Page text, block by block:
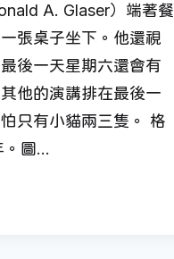
A. Glaser）端著餐
張桌子坐下。他還視
後一天星期六還會有
他的演講排在最後一
只有小貓兩三隻。 格
。圖…